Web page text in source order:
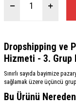
Dropshipping ve
Hizmeti - 3. Grup
Sınırlı sayıda bayimize
sağlamak üzere üçüncü grup
Bu Ürünü